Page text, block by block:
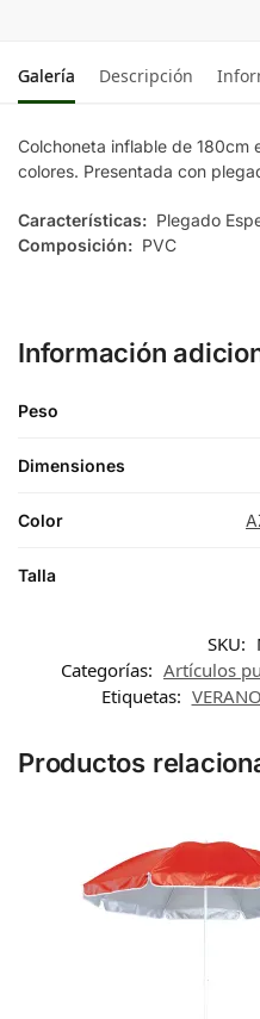
Galería Descripción
Colchoneta inflable de 180cm
colores. Presentada con
Características: Plegado
Composición: PVC
Información
Peso
Dimensiones
Color
Talla
SKU:
Categorías: Artículos
Etiquetas:
Productos